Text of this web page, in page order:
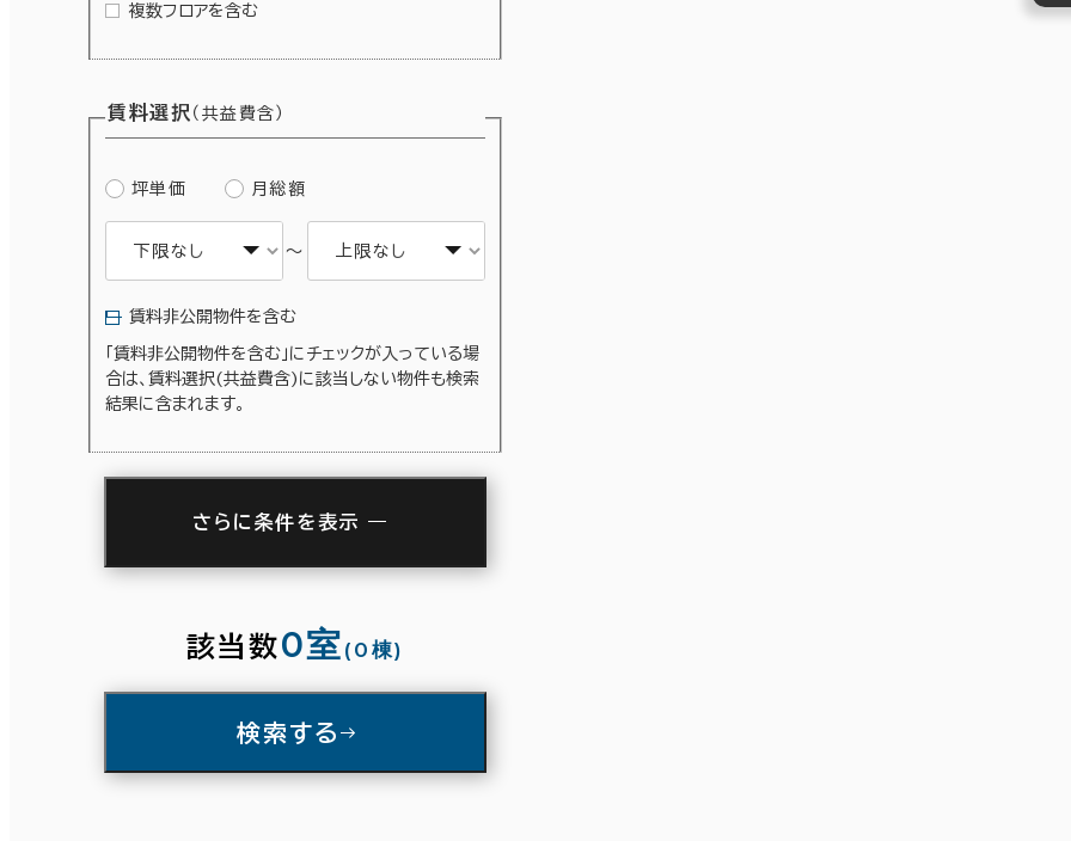
複数フロアを含む
賃料選択 （共益費含）
坪単価 月総額
～
賃料非公開物件を含む
「賃料非公開物件を含む」にチェックが入っている場
合は、賃料選択(共益費含)に該当しない物件も検索
結果に含まれます。
入居可能時期
さらに条件を表示
該当数0室(0棟)
検索する
条件で絞り込む
面積選択
坪数 人数